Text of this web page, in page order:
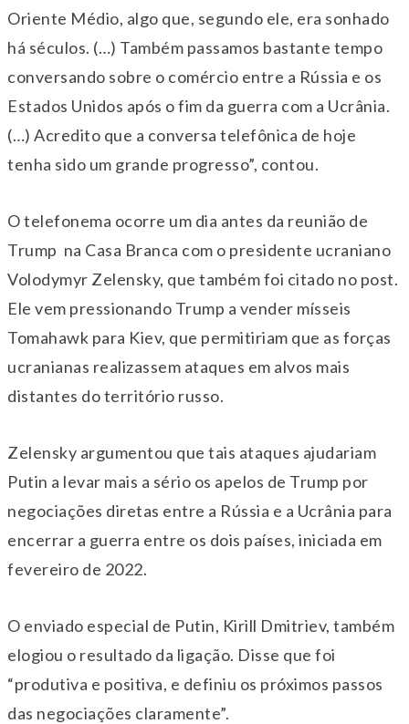
Oriente Médio, algo que, segundo ele, era sonhado
há séculos. (…) Também passamos bastante tempo
conversando sobre o comércio entre a Rússia e os
Estados Unidos após o fim da guerra com a Ucrânia.
(…) Acredito que a conversa telefônica de hoje
tenha sido um grande progresso”, contou.
O telefonema ocorre um dia antes da reunião de
Trump na Casa Branca com o presidente ucraniano
Volodymyr Zelensky, que também foi citado no post.
Ele vem pressionando Trump a vender mísseis
Tomahawk para Kiev, que permitiriam que as forças
ucranianas realizassem ataques em alvos mais
distantes do território russo.
Zelensky argumentou que tais ataques ajudariam
Putin a levar mais a sério os apelos de Trump por
negociações diretas entre a Rússia e a Ucrânia para
encerrar a guerra entre os dois países, iniciada em
fevereiro de 2022.
O enviado especial de Putin, Kirill Dmitriev, também
elogiou o resultado da ligação. Disse que foi
“produtiva e positiva, e definiu os próximos passos
das negociações claramente”.